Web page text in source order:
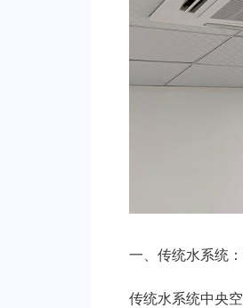
一、传统水系统
传统水系统中央